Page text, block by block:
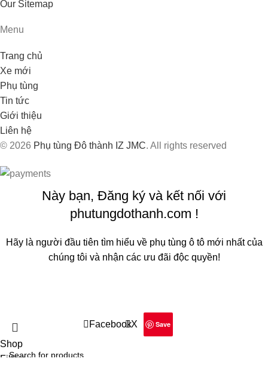
Our Sitemap
Menu
Trang chủ
Xe mới
Phụ tùng
Tin tức
Giới thiệu
Liên hệ
© 2026 Phụ tùng Đô thành IZ JMC. All rights reserved
Này bạn, Đăng ký và kết nối với
phutungdothanh.com !
Hãy là người đầu tiên tìm hiểu về phụ tùng ô tô mới nhất của
chúng tôi và nhận các ưu đãi độc quyền!
FacebookX Save
Shop
Filters